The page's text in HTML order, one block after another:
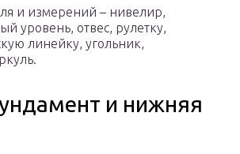
и измерений – нивелир,
уровень, отвес, рулетку,
линейку, угольник,
и нижняя